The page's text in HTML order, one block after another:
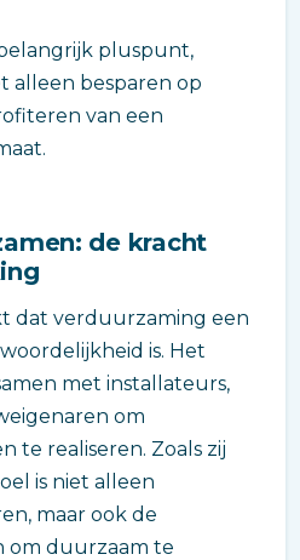
belangrijk pluspunt,
alleen besparen op
van een
de kracht
dat verduurzaming een
is. Het
met installateurs,
om
te realiseren. Zoals zij
is niet alleen
maar ook de
om duurzaam te